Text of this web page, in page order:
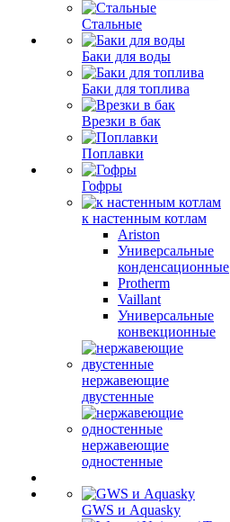
Стальные
Баки для воды
Баки для топлива
Врезки в бак
Поплавки
Гофры
к настенным котлам
Ariston
Универсальные
конденсационные
Protherm
Vaillant
Универсальные
конвекционные
нержавеющие
двустенные
нержавеющие
одностенные
GWS и Aquasky